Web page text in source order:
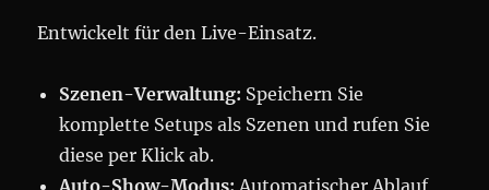
Entwickelt für den Live-Einsatz.
Szenen-Verwaltung: Speichern Sie
komplette Setups als Szenen und rufen Sie
diese per Klick ab.